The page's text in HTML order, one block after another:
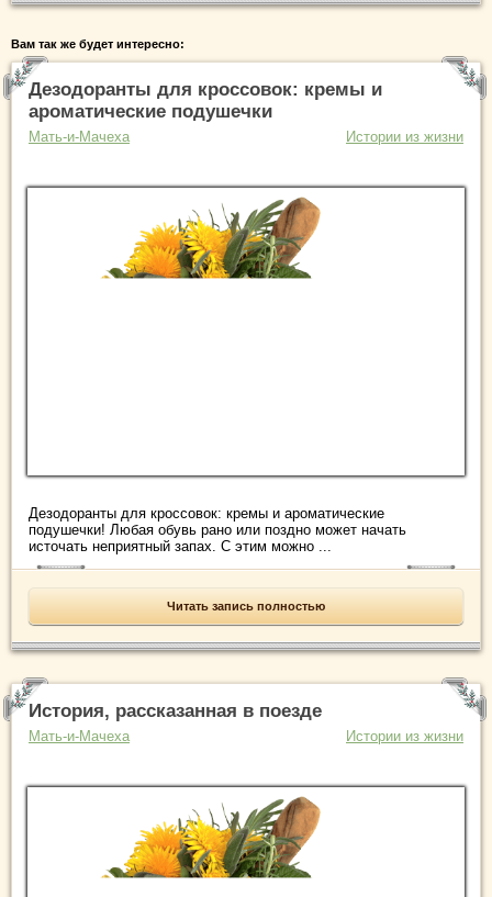
Вам так же будет интересно:
Дезодоранты для кроссовок: кремы и
ароматические подушечки
Мать-и-Мачеха Истории из жизни
Дезодоранты для кроссовок: кремы и ароматические
подушечки! Любая обувь рано или поздно может начать
источать неприятный запах. С этим можно ...
Читать запись полностью
История, рассказанная в поезде
Мать-и-Мачеха Истории из жизни